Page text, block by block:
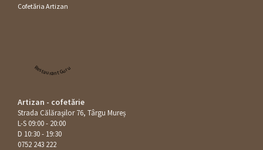
Cofetăria Artizan
Restaurant Guru
Artizan - cofetărie
Strada Călăraşilor 76, Târgu Mureș
L-S 09:00 - 20:00
D 10:30 - 19:30
0752 243 222